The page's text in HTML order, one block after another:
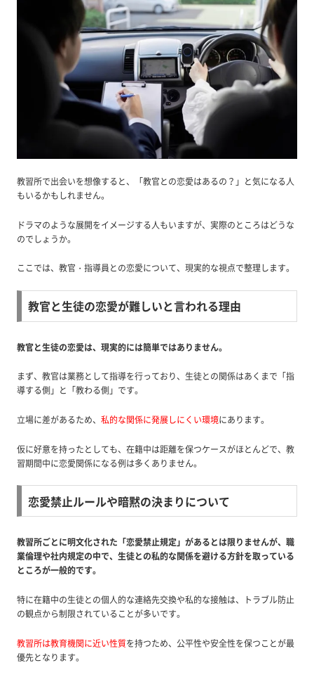
教習所で出会いを想像すると、「教官との恋愛はあるの？」と気になる人
もいるかもしれません。
ドラマのような展開をイメージする人もいますが、実際のところはどうな
のでしょうか。
ここでは、教官・指導員との恋愛について、現実的な視点で整理します。
教官と生徒の恋愛が難しいと言われる理由
教官と生徒の恋愛は、現実的には簡単ではありません。
まず、教官は業務として指導を行っており、生徒との関係はあくまで「指
導する側」と「教わる側」です。
立場に差があるため、 私的な関係に発展しにくい環境にあります。
仮に好意を持ったとしても、在籍中は距離を保つケースがほとんどで、教
習期間中に恋愛関係になる例は多くありません。
恋愛禁止ルールや暗黙の決まりについて
教習所ごとに明文化された「恋愛禁止規定」があるとは限りませんが、職
業倫理や社内規定の中で、生徒との私的な関係を避ける方針を取っている
ところが一般的です。
特に在籍中の生徒との個人的な連絡先交換や私的な接触は、トラブル防止
の観点から制限されていることが多いです。
教習所は教育機関に近い性質を持つため、公平性や安全性を保つことが最
優先となります。